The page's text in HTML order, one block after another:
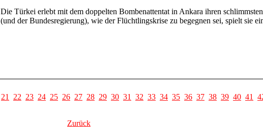
Die Türkei erlebt mit dem doppelten Bombenattentat in Ankara ihren
(und der Bundesregierung), wie der Flüchtlingskrise zu begegnen sei, spielt sie
21 22 23 24 25 26 27 28 29 30 31 32 33 34 35 36 37 38 39 40 41
Zurück